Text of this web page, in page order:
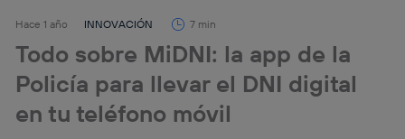
Hace 1 año INNOVACIÓN 7 min
Todo sobre MiDNI: la app de la
Policía para llevar el DNI digital
en tu teléfono móvil